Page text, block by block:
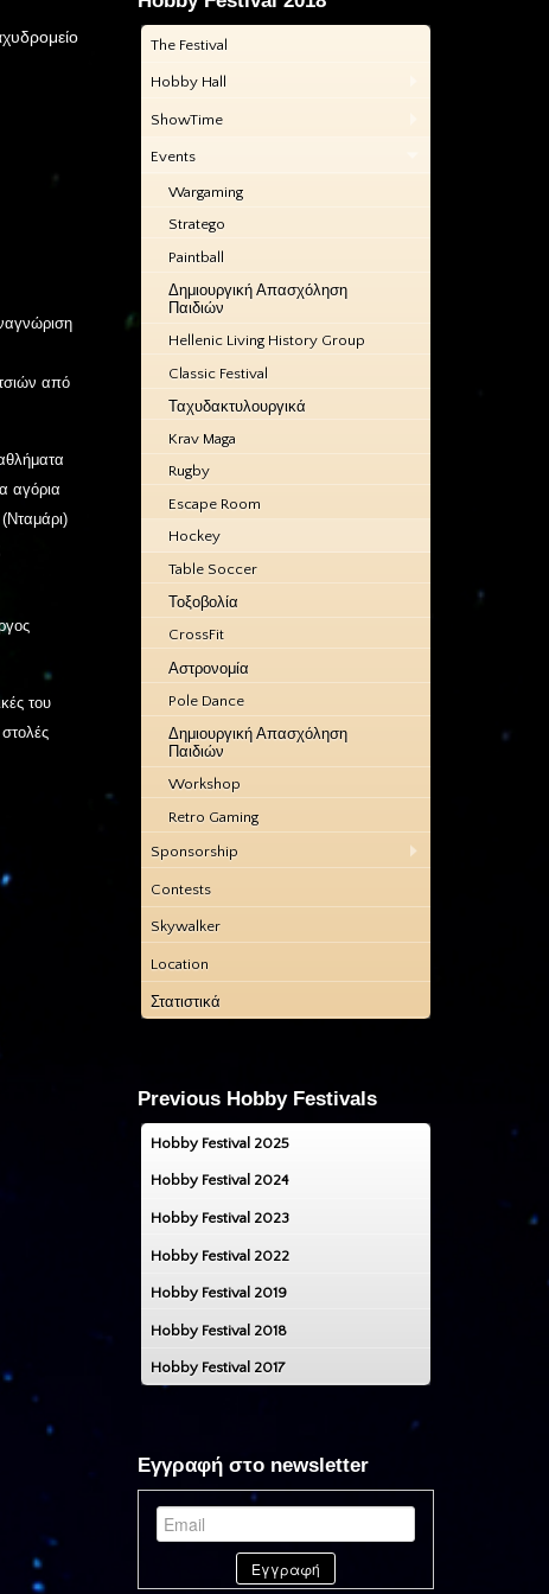
από
αγόρια
του
The Festival
Hobby Hall
ShowTime
Events
Wargaming
Stratego
Paintball
Δημιουργική Απασχόληση
Παιδιών
Hellenic Living History Group
Classic Festival
Ταχυδακτυλουργικά
Krav Maga
Rugby
Escape Room
Hockey
Table Soccer
Τοξοβολία
CrossFit
Αστρονομία
Pole Dance
Δημιουργική Απασχόληση
Παιδιών
Workshop
Retro Gaming
Sponsorship
Contests
Skywalker
Location
Στατιστικά
Previous Hobby Festivals
Hobby Festival 2025
Hobby Festival 2024
Hobby Festival 2023
Hobby Festival 2022
Hobby Festival 2019
Hobby Festival 2018
Hobby Festival 2017
Εγγραφή στο newsletter